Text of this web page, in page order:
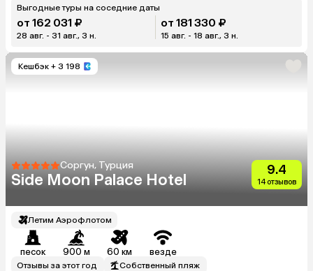
Выгодные туры на соседние даты
от 162 031 ₽
28 авг. - 31 авг., 3 н.
от 181 330 ₽
15 авг. - 18 авг., 3 н.
Кешбэк + 3 198
Соргун, Турция
Side Moon Palace Hotel
9.4
14 отзывов
Летим Аэрофлотом
песок 900 м 60 км везде
Отзывы за этот год Собственный пляж